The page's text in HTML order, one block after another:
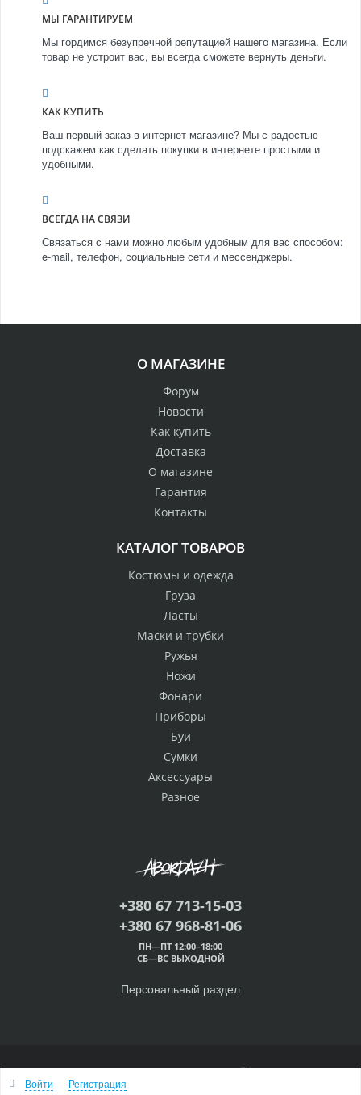
МЫ ГАРАНТИРУЕМ
Мы гордимся безупречной репутацией нашего магазина. Если
товар не устроит вас, вы всегда сможете вернуть деньги.
КАК КУПИТЬ
Ваш первый заказ в интернет-магазине? Мы с радостью
подскажем как сделать покупки в интернете простыми и
удобными.
ВСЕГДА НА СВЯЗИ
Связаться с нами можно любым удобным для вас способом:
e-mail, телефон, социальные сети и мессенджеры.
О МАГАЗИНЕ
Форум
Новости
Как купить
Доставка
О магазине
Гарантия
Контакты
КАТАЛОГ ТОВАРОВ
Костюмы и одежда
Груза
Ласты
Маски и трубки
Ружья
Ножи
Фонари
Приборы
Буи
Сумки
Аксессуары
Разное
+380 67 713-15-03
+380 67 968-81-06
ПН—ПТ 12:00–18:00
СБ—ВС ВЫХОДНОЙ
Персональный раздел
© 2000 — 2026 Абордаж™
Войти
Регистрация